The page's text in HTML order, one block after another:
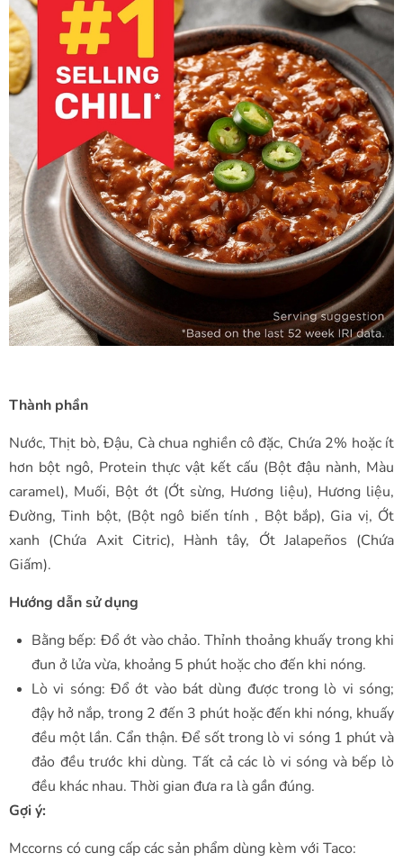
Thành phần
Nước, Thịt bò, Đậu, Cà chua nghiền cô đặc, Chứa 2% hoặc ít
hơn bột ngô, Protein thực vật kết cấu (Bột đậu nành, Màu
caramel), Muối, Bột ớt (Ớt sừng, Hương liệu), Hương liệu,
Đường, Tinh bột, (Bột ngô biến tính , Bột bắp), Gia vị, Ớt
xanh (Chứa Axit Citric), Hành tây, Ớt Jalapeños (Chứa
Giấm).
Hướng dẫn sử dụng
Bằng bếp: Đổ ớt vào chảo. Thỉnh thoảng khuấy trong khi
đun ở lửa vừa, khoảng 5 phút hoặc cho đến khi nóng.
Lò vi sóng: Đổ ớt vào bát dùng được trong lò vi sóng;
đậy hở nắp, trong 2 đến 3 phút hoặc đến khi nóng, khuấy
đều một lần. Cẩn thận. Để sốt trong lò vi sóng 1 phút và
đảo đều trước khi dùng. Tất cả các lò vi sóng và bếp lò
đều khác nhau. Thời gian đưa ra là gần đúng.
Gợi ý:
Mccorns có cung cấp các sản phẩm dùng kèm với Taco: